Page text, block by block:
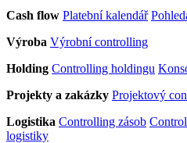
Cash flow Platební kalendář
Výroba Výrobní controlling
Holding Controlling holdingu
Projekty a zakázky Projektový
Logistika Controlling zásob
logistiky